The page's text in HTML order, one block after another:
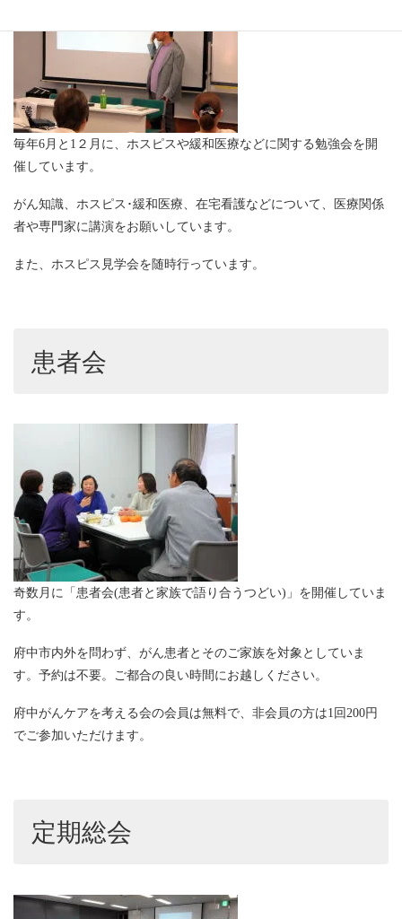
毎年6月と1２月に、ホスピスや緩和医療などに関する勉強会を開
催しています。
がん知識、ホスピス･緩和医療、在宅看護などについて、医療関係
者や専門家に講演をお願いしています。
また、ホスピス見学会を随時行っています。
患者会
奇数月に「患者会(患者と家族で語り合うつどい)」を開催していま
す。
府中市内外を問わず、がん患者とそのご家族を対象としていま
す。予約は不要。ご都合の良い時間にお越しください。
府中がんケアを考える会の会員は無料で、非会員の方は1回200円
でご参加いただけます。
定期総会